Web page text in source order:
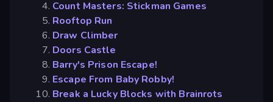
Count Masters: Stickman Games
Rooftop Run
Draw Climber
Doors Castle
Barry's Prison Escape!
Escape From Baby Robby!
Break a Lucky Blocks with Brainrots